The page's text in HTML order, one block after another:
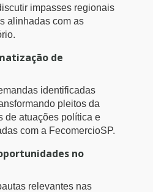
impasses regionais
alinhadas com as
de
identificadas
pleitos da
de atuações política e
com a FecomercioSP.
no
relevantes nas